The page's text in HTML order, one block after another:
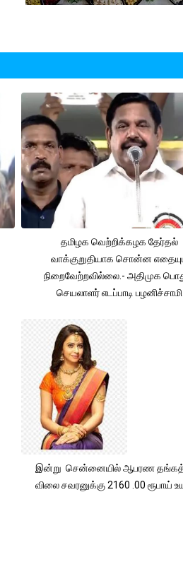
தமிழக வெற்றிக்கழக தேர்தல்
வாக்குறுதியாக சொன்ன
நிறைவேற்றவில்லை.- அதிமுக
செயலாளர் எடப்பாடி பழனிச்சாமி
இன்று சென்னையில் ஆபரண
விலை சவரனுக்கு 2160 .00 ரூபாய்